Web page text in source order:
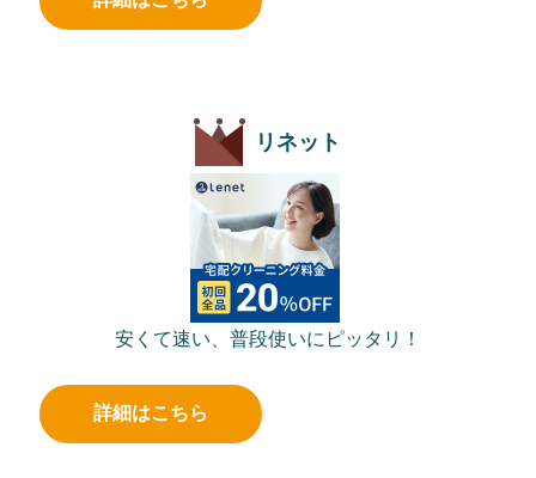
リネット
安くて速い、普段使いにピッタリ！
詳細はこちら